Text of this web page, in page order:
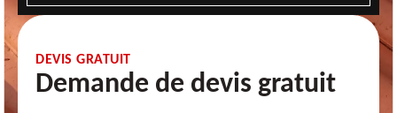
DEVIS GRATUIT
Demande de devis gratuit